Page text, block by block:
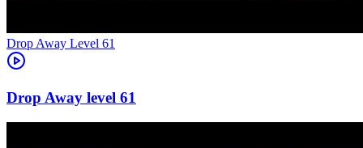
Level 61
61